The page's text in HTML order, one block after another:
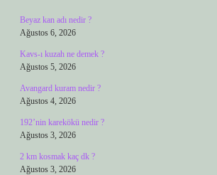
Beyaz kan adı nedir ?
Ağustos 6, 2026
Kavs-ı kuzah ne demek ?
Ağustos 5, 2026
Avangard kuram nedir ?
Ağustos 4, 2026
192’nin karekökü nedir ?
Ağustos 3, 2026
2 km kosmak kaç dk ?
Ağustos 3, 2026